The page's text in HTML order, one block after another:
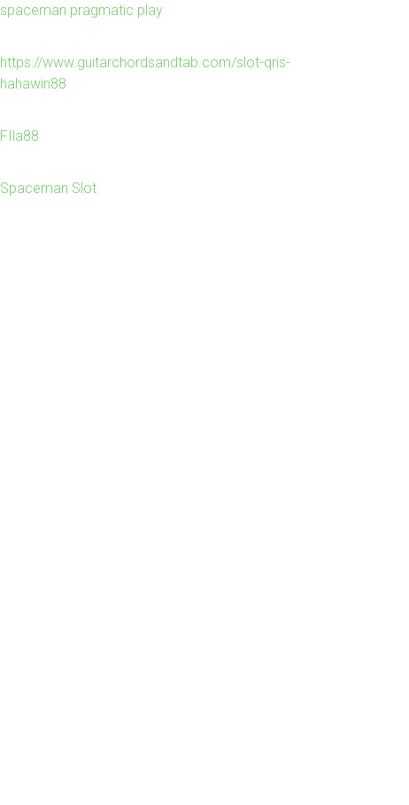
spaceman pragmatic play
https://www.guitarchordsandtab.com/slot-qris-
hahawin88
FIla88
Spaceman Slot